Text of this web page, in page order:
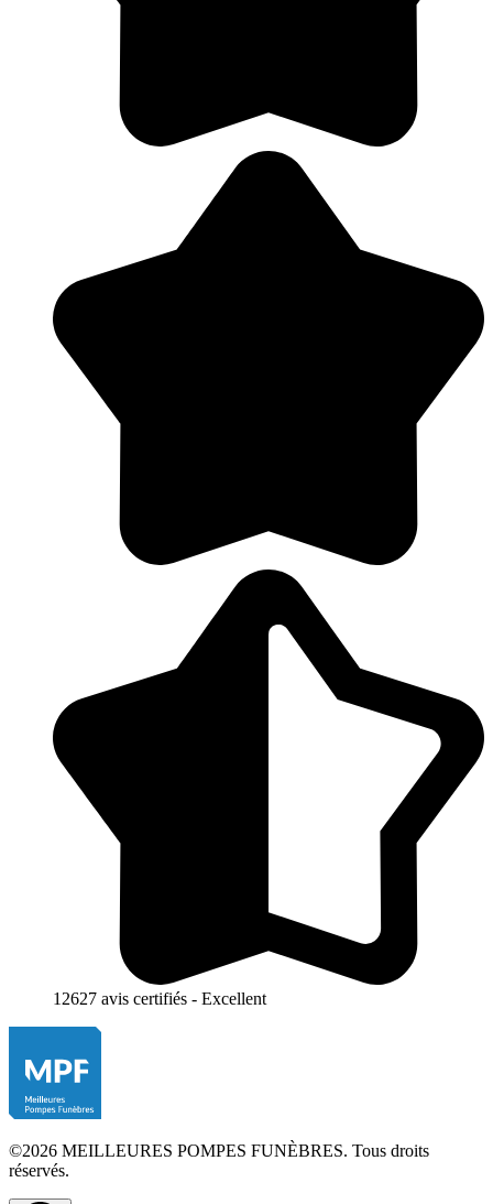
12627 avis certifiés - Excellent
©2026 MEILLEURES POMPES FUNÈBRES. Tous droits
réservés.